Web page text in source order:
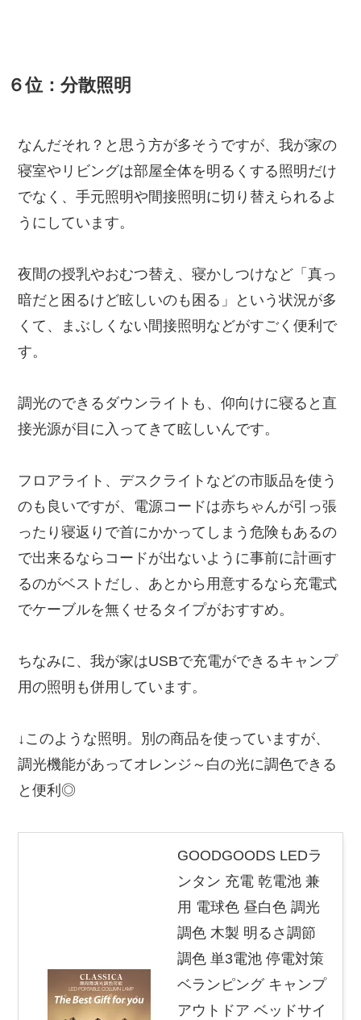
６位：分散照明
なんだそれ？と思う方が多そうですが、我が家の
寝室やリビングは部屋全体を明るくする照明だけ
でなく、手元照明や間接照明に切り替えられるよ
うにしています。
夜間の授乳やおむつ替え、寝かしつけなど「真っ
暗だと困るけど眩しいのも困る」という状況が多
くて、まぶしくない間接照明などがすごく便利で
す。
調光のできるダウンライトも、仰向けに寝ると直
接光源が目に入ってきて眩しいんです。
フロアライト、デスクライトなどの市販品を使う
のも良いですが、電源コードは赤ちゃんが引っ張
ったり寝返りで首にかかってしまう危険もあるの
で出来るならコードが出ないように事前に計画す
るのがベストだし、あとから用意するなら充電式
でケーブルを無くせるタイプがおすすめ。
ちなみに、我が家はUSBで充電ができるキャンプ
用の照明も併用しています。
↓このような照明。別の商品を使っていますが、
調光機能があってオレンジ～白の光に調色できる
と便利◎
GOODGOODS LEDラ
ンタン 充電 乾電池 兼
用 電球色 昼白色 調光
調色 木製 明るさ調節
調色 単3電池 停電対策
ベランピング キャンプ
アウトドア ベッドサイ